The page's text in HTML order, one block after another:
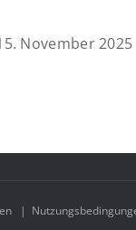
November 2025
|